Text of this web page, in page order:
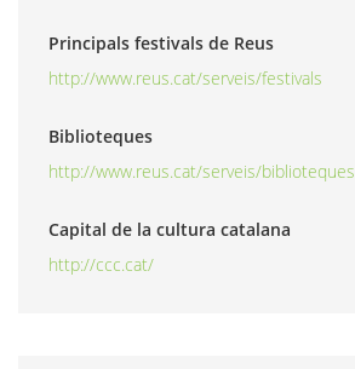
Principals festivals de Reus
http://www.reus.cat/serveis/festivals
Biblioteques
http://www.reus.cat/serveis/biblioteques
Capital de la cultura catalana
http://ccc.cat/